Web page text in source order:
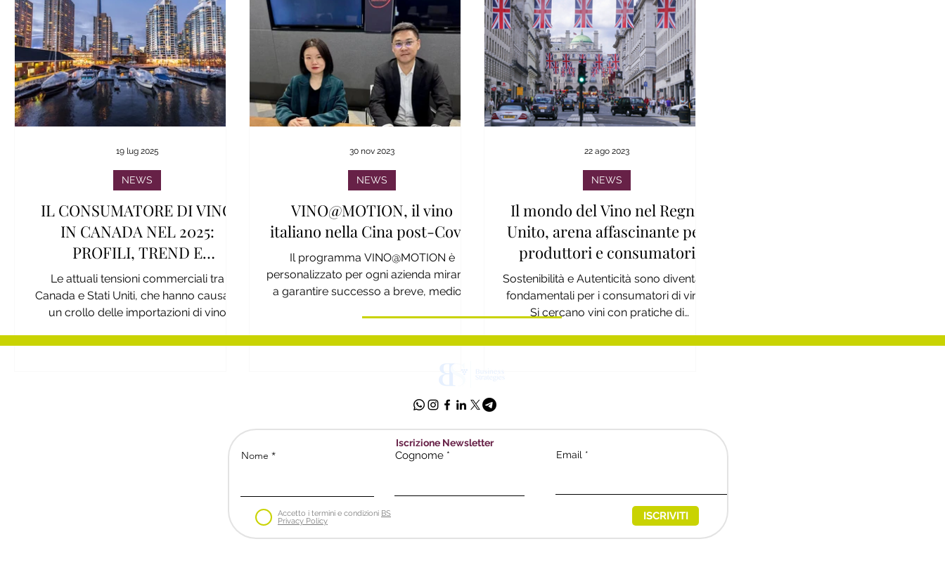
IL CONSUMATORE DI VINO
IN CANADA NEL 2025:
PROFILI, TREND E
OPPORTUNITÀ PER
L’EXPORT ITALIANO
Le attuali tensioni commerciali tra
Canada e Stati Uniti, che hanno causato
un crollo delle importazioni di vino
favorevole per i produttori europei.
NEWS
19 lug 2025
VINO@MOTION, il vino
italiano nella Cina post-Covid
Il programma VINO@MOTION è
personalizzato per ogni azienda mirando
a garantire successo a breve, medio e
NEWS
30 nov 2023
Il mondo del Vino nel Regno
Unito, arena affascinante per
produttori e consumatori
Sostenibilità e Autenticità sono diventate
fondamentali per i consumatori di vino.
Si cercano vini con pratiche di
NEWS
22 ago 2023
Iscrizione Newsletter
Nome Cognome Email
Accetto i termini e condizioni BS
Privacy Policy
ISCRIVITI